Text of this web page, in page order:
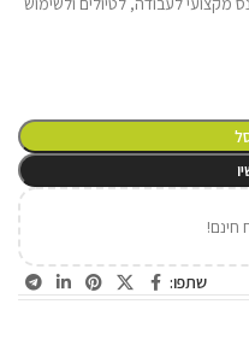
חינם!
שתפו: